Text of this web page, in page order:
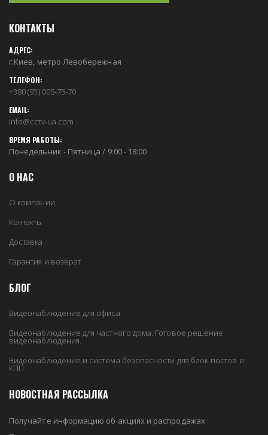
КОНТАКТЫ
АДРЕС:
г.Киев, метро Левобережная
ТЕЛЕФОН:
+380 (93) 005-75-70
EMAIL:
info@cctv-ua.com
ВРЕМЯ РАБОТЫ:
Понедельник - Пятница / 9:00 - 18:00
О НАС
О компании
Контакты
Доставка
Гарантия и возврат
БЛОГ
Видеонаблюдение для офиса
Видеонаблюдение для частного дома. Готовое решение
видеонаблюдения.
Видеонаблюдение и система безопасности для блок-постов и
КПП
НОВОСТНАЯ РАССЫЛКА
Получайте информацию об акциях и распродажах